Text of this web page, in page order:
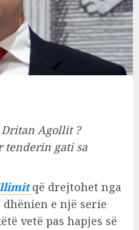
Agollit ?
tenderin gati sa
që drejtohet nga
e një serie
vetë pas hapjes së